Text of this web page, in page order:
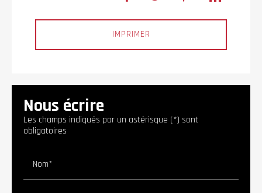
IMPRIMER
Nous écrire
Les champs indiqués par un astérisque (*) sont
obligatoires
Nom*